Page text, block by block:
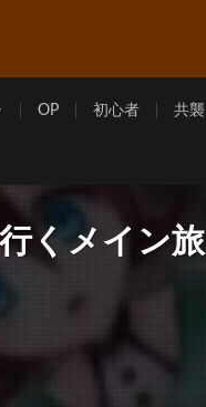
OP 初心者 共襲
くメイン旅